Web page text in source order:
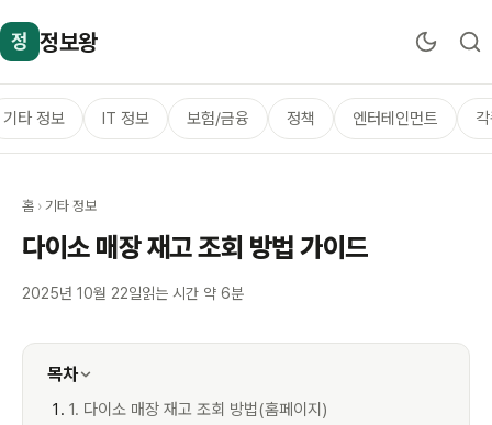
정 정보왕
기타 정보 IT 정보 보험/금융 정책 엔터테인먼트
홈 › 기타 정보
다이소 매장 재고 조회 방법 가이드
2025년 10월 22일읽는 시간 약 6분
목차
1. 다이소 매장 재고 조회 방법(홈페이지)